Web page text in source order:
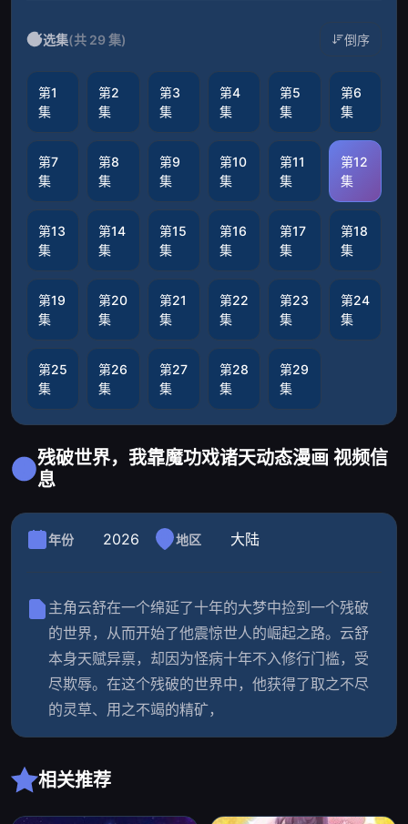
选集(共 29 集) 倒序
第1
集
第2
集
第3
集
第4
集
第5
集
第6
集
第7
集
第8
集
第9
集
第10
集
第11
集
第12
集
第13
集
第14
集
第15
集
第16
集
第17
集
第18
集
第19
集
第20
集
第21
集
第22
集
第23
集
第24
集
第25
集
第26
集
第27
集
第28
集
第29
集
残破世界，我靠魔功戏诸天动态漫画 视频信
息
年份 2026 地区 大陆
主角云舒在一个绵延了十年的大梦中捡到一个残破
的世界，从而开始了他震惊世人的崛起之路。云舒
本身天赋异禀，却因为怪病十年不入修行门槛，受
尽欺辱。在这个残破的世界中，他获得了取之不尽
的灵草、用之不竭的精矿，
相关推荐